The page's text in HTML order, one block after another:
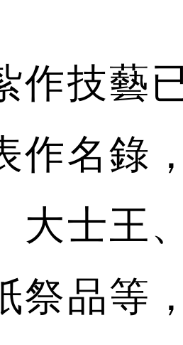
技藝已
作名錄
大士王
祭品等